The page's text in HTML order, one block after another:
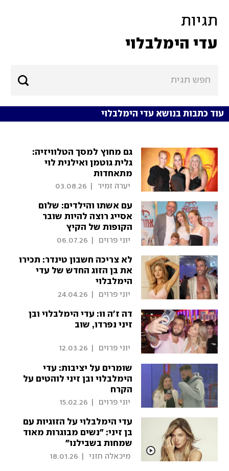
תגיות
עדי הימלבלוי
עוד כתבות בנושא עדי הימלבלוי
גם מחוץ למסך הטלוויזיה:
גלית גוטמן ואילנית לוי
מתאחדות
יערה זמיר 03.08.26
עם אשתו והילדים: שלום
אסייג רוצה להיות שובר
הקופות של הקיץ
יוני פרוים 06.07.26
לא צריכה חשבון טינדר: תכירו
את בן הזוג החדש של עדי
הימלבלוי
יוני פרוים 24.04.26
דה ז'ה וו: עדי הימלבלוי ובן
זיני נפרדו, שוב
יוני פרוים 12.03.26
שומרים על יציבות: עדי
הימלבלוי ובן זיני לוהטים על
הקרח
יוני פרוים 15.02.26
עדי הימלבלוי על הזוגיות עם
בן זיני: "נשים מבוגרות מאוד
שמחות בשבילנו"
מיכאלה חזני 18.01.26